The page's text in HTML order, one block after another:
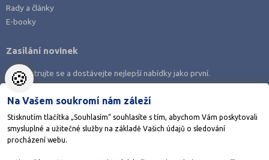
Stáhněte si aplikaci Adresář škol
Rady a články
E-booky
Zasílání novinek
Zaregistrujte se a dostávejte nejlepší nabídky jako první.
🍪
Na Vašem soukromí nám záleží
Stisknutím tlačítka „Souhlasím“ souhlasíte s tím, abychom Vám poskytovali
smysluplné a užitečné služby na základě Vašich údajů o sledování
procházení webu.